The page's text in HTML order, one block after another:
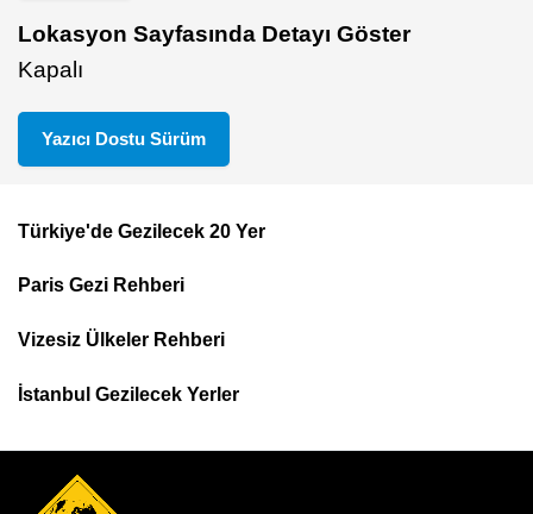
Lokasyon Sayfasında Detayı Göster
Kapalı
Yazıcı Dostu Sürüm
Footer
Top
Menu
Türkiye'de Gezilecek 20 Yer
Paris Gezi Rehberi
Vizesiz Ülkeler Rehberi
İstanbul Gezilecek Yerler